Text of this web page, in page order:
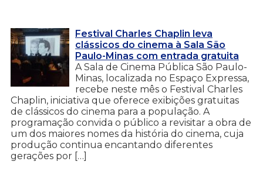
Festival Charles Chaplin leva
clássicos do cinema à Sala São
Paulo-Minas com entrada gratuita
A Sala de Cinema Pública São Paulo-
Minas, localizada no Espaço Expressa,
recebe neste mês o Festival Charles
Chaplin, iniciativa que oferece exibições gratuitas
de clássicos do cinema para a população. A
programação convida o público a revisitar a obra de
um dos maiores nomes da história do cinema, cuja
produção continua encantando diferentes
gerações por […]